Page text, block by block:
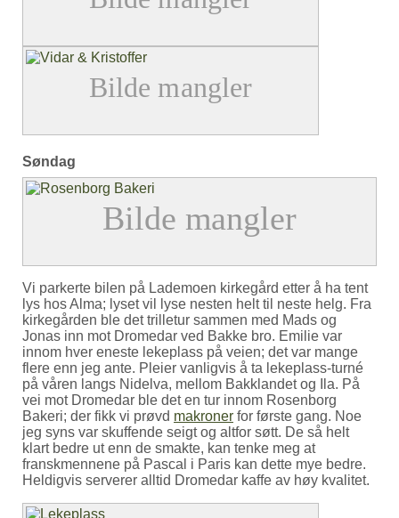
Søndag
Vi parkerte bilen på Lademoen kirkegård etter å ha tent
lys hos Alma; lyset vil lyse nesten helt til neste helg. Fra
kirkegården ble det trilletur sammen med Mads og
Jonas inn mot Dromedar ved Bakke bro. Emilie var
innom hver eneste lekeplass på veien; det var mange
flere enn jeg ante. Pleier vanligvis å ta lekeplass-turné
på våren langs Nidelva, mellom Bakklandet og Ila. På
vei mot Dromedar ble det en tur innom Rosenborg
Bakeri; der fikk vi prøvd makroner for første gang. Noe
jeg syns var skuffende seigt og altfor søtt. De så helt
klart bedre ut enn de smakte, kan tenke meg at
franskmennene på Pascal i Paris kan dette mye bedre.
Heldigvis serverer alltid Dromedar kaffe av høy kvalitet.